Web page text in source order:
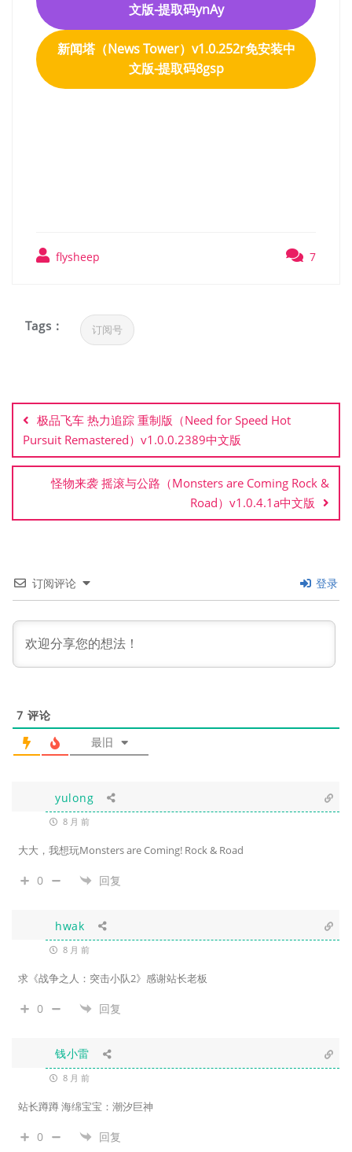
文版-提取码ynAy
新闻塔（News Tower）v1.0.252r免安装中
文版-提取码8gsp
flysheep 7
Tags : 订阅号
章
导
航
极品飞车 热力追踪 重制版（Need for Speed Hot
Pursuit Remastered）v1.0.0.2389中文版
怪物来袭 摇滚与公路（Monsters are Coming Rock &
Road）v1.0.4.1a中文版
订阅评论 登录
7 评论
最旧
yulong
8 月 前
大大，我想玩Monsters are Coming! Rock & Road
0 回复
hwak
8 月 前
求《战争之人：突击小队2》感谢站长老板
0 回复
钱小雷
8 月 前
站长蹲蹲 海绵宝宝：潮汐巨神
0 回复